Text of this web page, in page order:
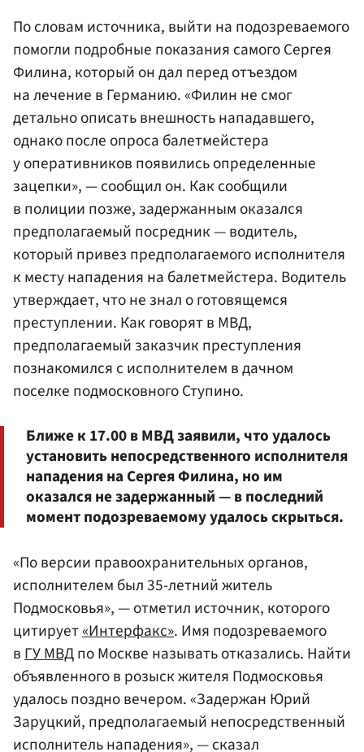
По словам источника, выйти на подозреваемого
помогли подробные показания самого Сергея
Филина, который он дал перед отъездом
на лечение в Германию. «Филин не смог
детально описать внешность нападавшего,
однако после опроса балетмейстера
у оперативников появились определенные
зацепки», — сообщил он. Как сообщили
в полиции позже, задержанным оказался
предполагаемый посредник — водитель,
который привез предполагаемого исполнителя
к месту нападения на балетмейстера. Водитель
утверждает, что не знал о готовящемся
преступлении. Как говорят в МВД,
предполагаемый заказчик преступления
познакомился с исполнителем в дачном
поселке подмосковного Ступино.
Ближе к 17.00 в МВД заявили, что удалось
установить непосредственного исполнителя
нападения на Сергея Филина, но им
оказался не задержанный — в последний
момент подозреваемому удалось скрыться.
«По версии правоохранительных органов,
исполнителем был 35-летний житель
Подмосковья», — отметил источник, которого
цитирует«Интерфакс». Имя подозреваемого
вГУ МВДпо Москве называть отказались. Найти
объявленного в розыск жителя Подмосковья
удалось поздно вечером. «Задержан Юрий
Заруцкий, предполагаемый непосредственный
исполнитель нападения», — сказал